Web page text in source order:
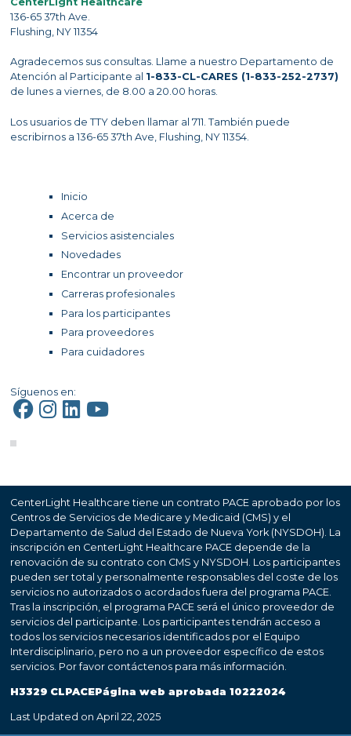
136-65 37th Ave.
Flushing, NY 11354
Agradecemos sus consultas. Llame a nuestro Departamento de
Atención al Participante al 1-833-CL-CARES (1-833-252-2737)
de lunes a viernes, de 8.00 a 20.00 horas.
Los usuarios de TTY deben llamar al 711. También puede
escribirnos a 136-65 37th Ave, Flushing, NY 11354.
Inicio
Acerca de
Servicios asistenciales
Novedades
Encontrar un proveedor
Carreras profesionales
Para los participantes
Para proveedores
Para cuidadores
Síguenos en:
CenterLight Healthcare tiene un contrato PACE aprobado por los
Centros de Servicios de Medicare y Medicaid (CMS) y el
Departamento de Salud del Estado de Nueva York (NYSDOH). La
inscripción en CenterLight Healthcare PACE depende de la
renovación de su contrato con CMS y NYSDOH. Los participantes
pueden ser total y personalmente responsables del coste de los
servicios no autorizados o acordados fuera del programa PACE.
Tras la inscripción, el programa PACE será el único proveedor de
servicios del participante. Los participantes tendrán acceso a
todos los servicios necesarios identificados por el Equipo
Interdisciplinario, pero no a un proveedor específico de estos
servicios. Por favor contáctenos para más información.
H3329 CLPACEPágina web aprobada 10222024
Last Updated on April 22, 2025